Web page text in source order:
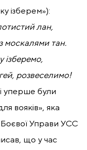
ізберем»):
лан,
москалями тан.
розвеселимо!
уперше були
вояків», яка
Боєвої Управи УСС
що у час